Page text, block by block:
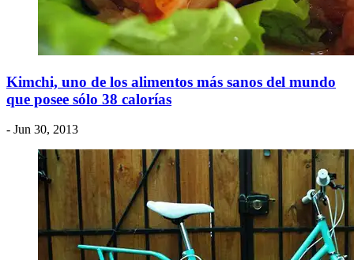
Kimchi, uno de los alimentos más sanos del mundo
que posee sólo 38 calorías
- Jun 30, 2013